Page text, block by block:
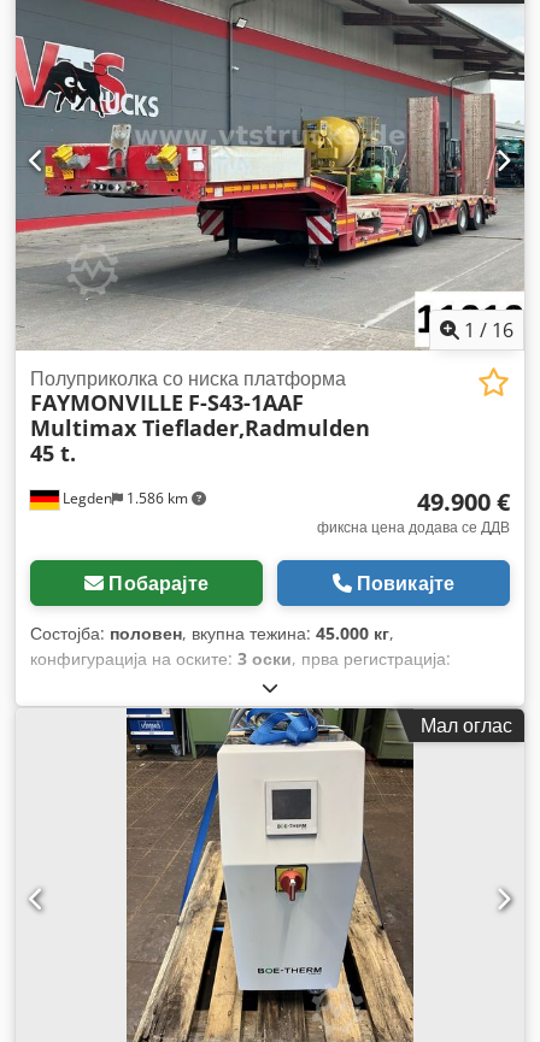
на товарниот простор:25 m³, вкупна ширина:2.550 мм,
вкупна висина:
3.100 мм, Година на изградба:2001,
Опрема:ABS
1 / 16
Legden 1.586 km
Полуприколка со ниска платформа
FAYMONVILLE F-S43-1AAF
Multimax Tieflader,Radmulden
45 t.
49.900 €
фиксна цена додава се ДДВ
Побарајте Повикајте
Состојба: половен, вкупна тежина: 45.000 кг,
конфигурација на оските: 3 оски, прва регистрација:
Мал оглас